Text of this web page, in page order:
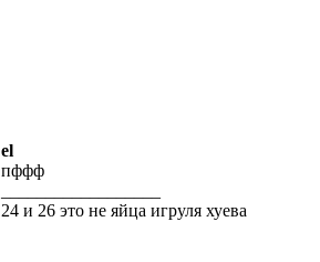
el
пффф
24 и 26 это не яйца игруля хуева